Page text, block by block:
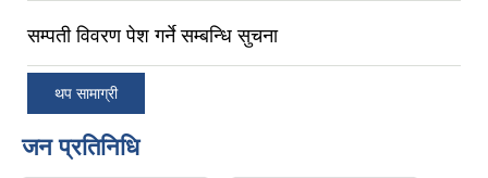
सम्पती विवरण पेश गर्ने सम्बन्धि सुचना
थप सामाग्री
जन प्रतिनिधि